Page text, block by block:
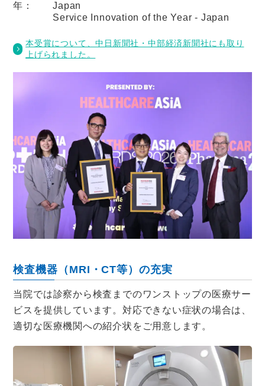
年：
Japan
Service Innovation of the Year - Japan
本受賞について、中日新聞社・中部経済新聞社にも取り
上げられました。
検査機器（MRI・CT等）の充実
当院では診察から検査までのワンストップの医療サー
ビスを提供しています。対応できない症状の場合は、
適切な医療機関への紹介状をご用意します。